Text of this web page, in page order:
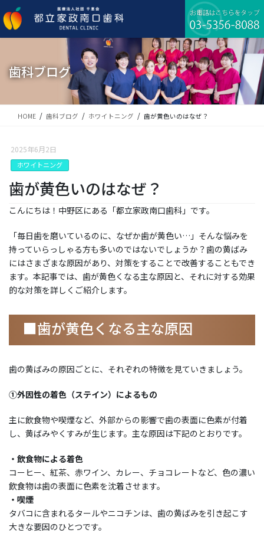
ン
テ
ビ
ゲ
移
歯科ブログ
HOME 歯科ブログ ホワイトニング 歯が黄色いのはなぜ？
2025年6月2日
ホワイトニング
歯が黄色いのはなぜ？
こんにちは！中野区にある「都立家政南口歯科」です。
「毎日歯を磨いているのに、なぜか歯が黄色い…」そんな悩みを
持っていらっしゃる方も多いのではないでしょうか？歯の黄ばみ
にはさまざまな原因があり、対策をすることで改善することもでき
ます。本記事では、歯が黄色くなる主な原因と、それに対する効果
的な対策を詳しくご紹介します。
■歯が黄色くなる主な原因
歯の黄ばみの原因ごとに、それぞれの特徴を見ていきましょう。
①外因性の着色（ステイン）によるもの
主に飲食物や喫煙など、外部からの影響で歯の表面に色素が付着
し、黄ばみやくすみが生じます。主な原因は下記のとおりです。
・飲食物による着色
コーヒー、紅茶、赤ワイン、カレー、チョコレートなど、色の濃い
飲食物は歯の表面に色素を沈着させます。
・喫煙
タバコに含まれるタールやニコチンは、歯の黄ばみを引き起こす
大きな要因のひとつです。